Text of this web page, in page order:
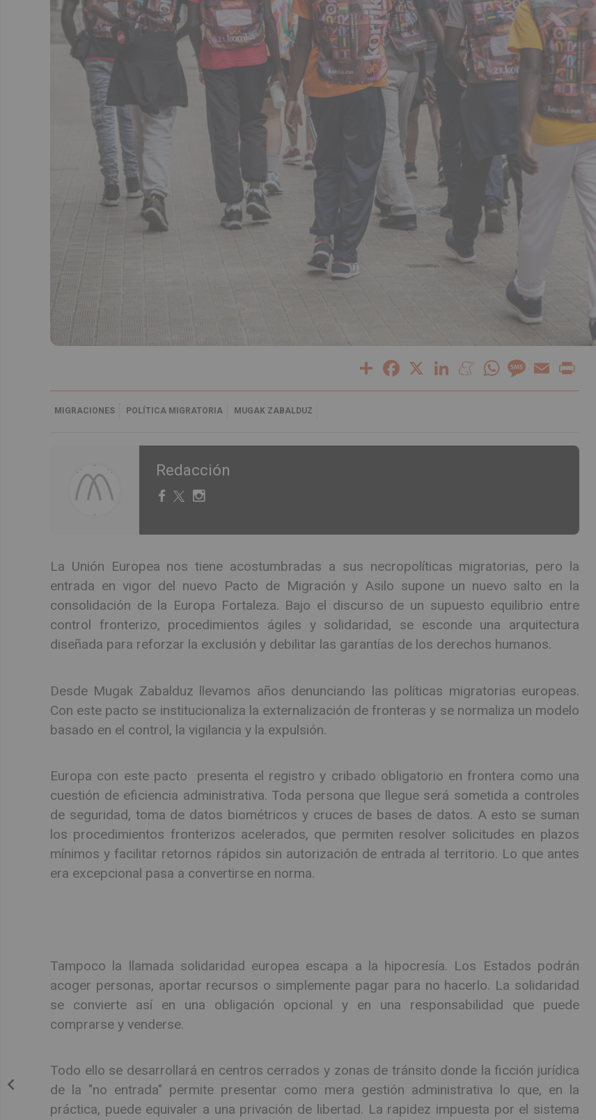
Share Facebook LinkedInMeneameWhatsAppMessage
Email
MIGRACIONES POLÍTICA MIGRATORIA MUGAK ZABALDUZ
Redacción
La Unión Europea nos tiene acostumbradas a sus necropolíticas migratorias, pero la
entrada en vigor del nuevo Pacto de Migración y Asilo supone un nuevo salto en la
consolidación de la Europa Fortaleza. Bajo el discurso de un supuesto equilibrio entre
control fronterizo, procedimientos ágiles y solidaridad, se esconde una arquitectura
diseñada para reforzar la exclusión y debilitar las garantías de los derechos humanos.
Desde Mugak Zabalduz llevamos años denunciando las políticas migratorias europeas.
Con este pacto se institucionaliza la externalización de fronteras y se normaliza un modelo
basado en el control, la vigilancia y la expulsión.
Europa con este pacto presenta el registro y cribado obligatorio en frontera como una
cuestión de eficiencia administrativa. Toda persona que llegue será sometida a controles
de seguridad, toma de datos biométricos y cruces de bases de datos. A esto se suman
los procedimientos fronterizos acelerados, que permiten resolver solicitudes en plazos
mínimos y facilitar retornos rápidos sin autorización de entrada al territorio. Lo que antes
era excepcional pasa a convertirse en norma.
Tampoco la llamada solidaridad europea escapa a la hipocresía. Los Estados podrán
acoger personas, aportar recursos o simplemente pagar para no hacerlo. La solidaridad
se convierte así en una obligación opcional y en una responsabilidad que puede
comprarse y venderse.
Todo ello se desarrollará en centros cerrados y zonas de tránsito donde la ficción jurídica
de la "no entrada" permite presentar como mera gestión administrativa lo que, en la
práctica, puede equivaler a una privación de libertad. La rapidez impuesta por el sistema